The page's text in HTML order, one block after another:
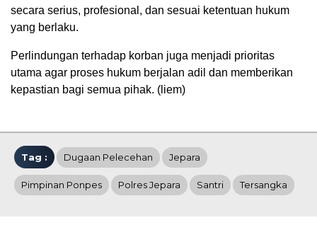
secara serius, profesional, dan sesuai ketentuan hukum
yang berlaku.
Perlindungan terhadap korban juga menjadi prioritas
utama agar proses hukum berjalan adil dan memberikan
kepastian bagi semua pihak. (liem)
Tag : Dugaan Pelecehan Jepara
Pimpinan Ponpes Polres Jepara Santri Tersangka